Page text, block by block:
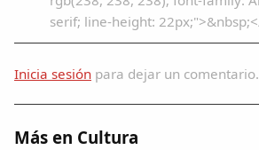
Inicia sesión para dejar un comentario.
Más en Cultura